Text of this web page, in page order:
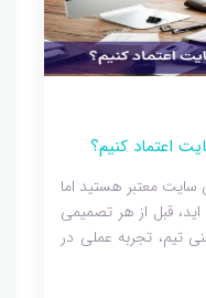
اعتماد کنیم؟
معتبر هستید اما
قبل از هر تصمیمی
تیم، تجربه عملی در